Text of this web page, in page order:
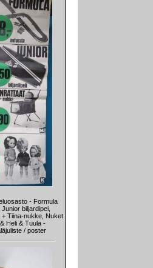
- Formula
biljardipei,
+ Tiina-nukke, Nuket
Heli & Tuula -
/ poster